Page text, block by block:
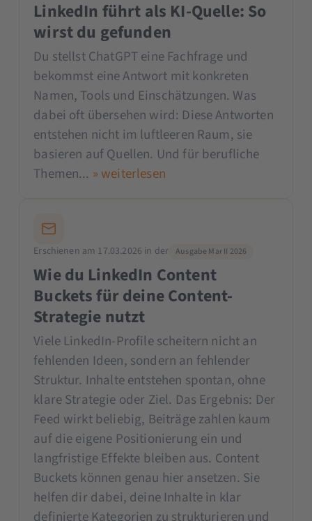
LinkedIn führt als KI-Quelle: So
wirst du gefunden
Du stellst ChatGPT eine Fachfrage und
bekommst eine Antwort mit konkreten
Namen, Tools und Einschätzungen. Was
dabei oft übersehen wird: Diese Antworten
entstehen nicht im luftleeren Raum, sie
basieren auf Quellen. Und für berufliche
Themen... » weiterlesen
Erschienen am 17.03.2026 in der Ausgabe Mar II 2026
Wie du LinkedIn Content
Buckets für deine Content-
Strategie nutzt
Viele LinkedIn-Profile scheitern nicht an
fehlenden Ideen, sondern an fehlender
Struktur. Inhalte entstehen spontan, ohne
klare Strategie oder Ziel. Das Ergebnis: Der
Feed wirkt beliebig, Beiträge zahlen kaum
auf die eigene Positionierung ein und
langfristige Effekte bleiben aus. Content
Buckets können genau hier ansetzen. Sie
helfen dir dabei, deine Inhalte in klar
definierte Kategorien zu strukturieren und